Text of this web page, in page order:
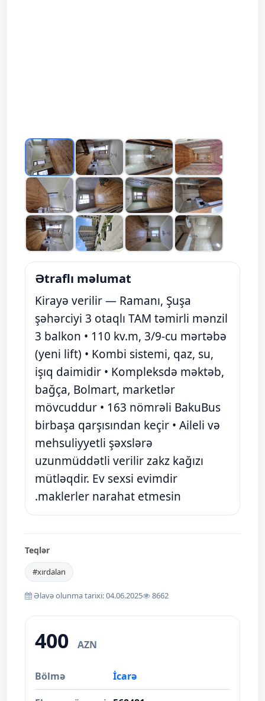
Ətraflı məlumat
Kirayə verilir — Ramanı, Şuşa
şəhərciyi 3 otaqlı TAM təmirli mənzil
3 balkon • 110 kv.m, 3/9-cu mərtəbə
(yeni lift) • Kombi sistemi, qaz, su,
işıq daimidir • Kompleksdə məktəb,
bağça, Bolmart, marketlər
mövcuddur • 163 nömrəli BakuBus
birbaşa qarşısından keçir • Aileli və
mehsuliyyetli şəxslərə
uzunmüddətli verilir zakz kağızı
mütləqdir. Ev sexsi evimdir
.maklerler narahat etmesin
Teqlər
#xırdalan
Əlavə olunma tarixi: 04.06.2025 8662
400 AZN
Bölmə İcarə